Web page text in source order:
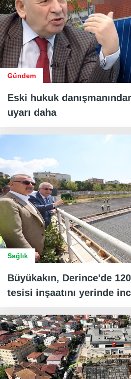
Gündem
Eski hukuk
uyarı daha
Sağlık
Büyükakın, Derince'de
tesisi inşaatını yerinde